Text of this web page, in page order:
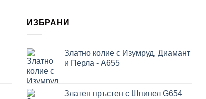
ИЗБРАНИ
Златно колие с Изумруд, Диамант
и Перла - A655
Златен пръстен с Шпинел G654